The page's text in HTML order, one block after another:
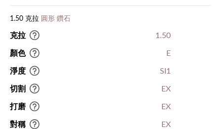
1.50 克拉 圓形 鑽石
克拉 1.50
顏色 E
淨度 SI1
切割 EX
打磨 EX
對稱 EX